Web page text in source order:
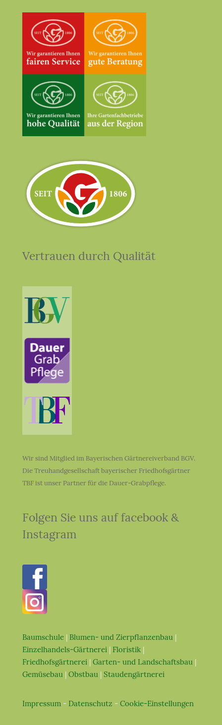
Vertrauen durch Qualität
Wir sind Mitglied im Bayerischen Gärtnereiverband BGV.
Die Treuhandgesellschaft bayerischer Friedhofsgärtner
TBF ist unser Partner für die Dauer-Grabpflege.
Folgen Sie uns auf facebook &
Instagram
Baumschule| Blumen- und Zierpflanzenbau|
Einzelhandels-Gärtnerei| Floristik|
Friedhofsgärtnerei| Garten- und Landschaftsbau|
Gemüsebau| Obstbau| Staudengärtnerei
Impressum- Datenschutz - Cookie-Einstellungen